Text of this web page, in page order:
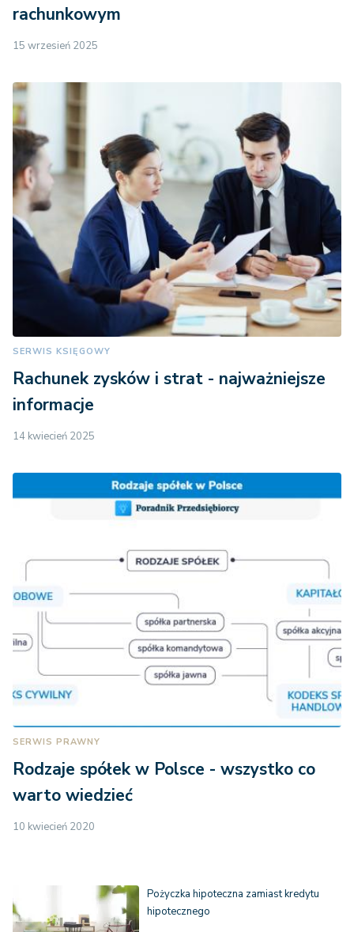
rachunkowym
15 wrzesień 2025
SERWIS KSIĘGOWY
Rachunek zysków i strat - najważniejsze
informacje
14 kwiecień 2025
SERWIS PRAWNY
Rodzaje spółek w Polsce - wszystko co
warto wiedzieć
10 kwiecień 2020
Pożyczka hipoteczna zamiast kredytu
hipotecznego